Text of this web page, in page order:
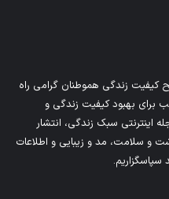
کیفیت زندگی هموطنان گرامی راه
برای بهبود کیفیت زندگی و
اینترنتی سبک زندگی، انتشار
و سلامت، مد و زیبایی و اطلاعات